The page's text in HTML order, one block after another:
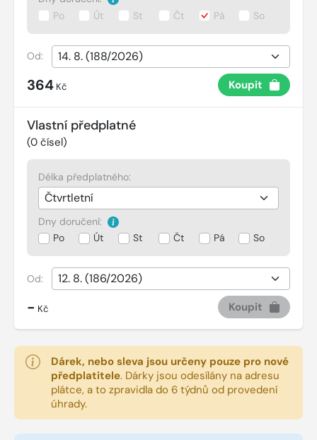
Po
Út St Čt Pá So
Od:
364 Kč Koupit
Vlastní předplatné
(0 čísel)
Délka předplatného:
Dny doručení:
Po
Út St Čt Pá So
Od:
- Kč Koupit
Dárek, nebo sleva jsou určeny pouze pro nové
předplatitele. Dárky jsou odesílány na adresu
plátce, a to zpravidla do 6 týdnů od provedení
úhrady.